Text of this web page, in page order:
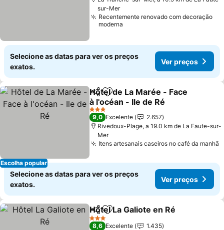
sur-Mer
Recentemente renovado com decoração
moderna
Selecione as datas para ver os preços
exatos.
Ver preços
Escolha popular
PartilharAdicionar aos favoritos
Hôtel de La Marée - Face
à l'océan - Ile de Ré
3 Estrelas
9,0 Excelente
2.657
Rivedoux-Plage, a 19.0 km de La Faute-sur-
Mer
Itens artesanais caseiros no café da manhã
Selecione as datas para ver os preços
exatos.
Ver preços
PartilharAdicionar aos favoritos
Hôtel La Galiote en Ré
3 Estrelas
8,6 Excelente
1.435